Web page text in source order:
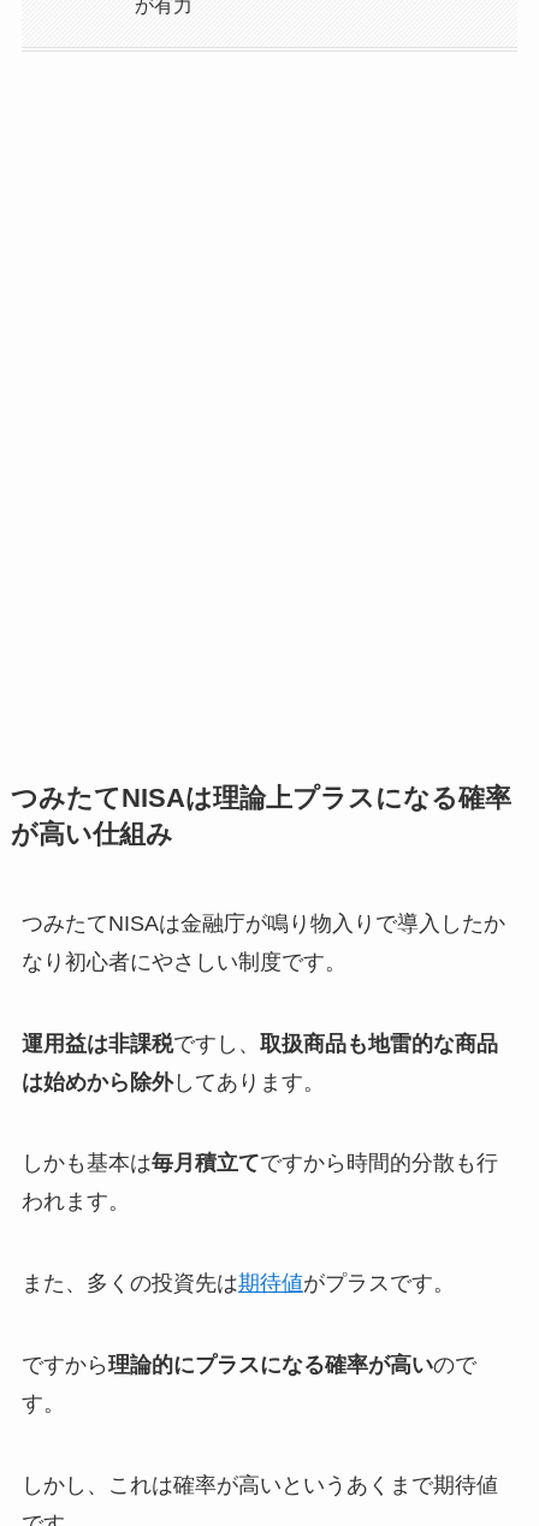
が有力
つみたてNISAは理論上プラスになる確率
が高い仕組み
つみたてNISAは金融庁が鳴り物入りで導入したか
なり初心者にやさしい制度です。
運用益は非課税ですし、 取扱商品も地雷的な商品
は始めから除外してあります。
しかも基本は毎月積立てですから時間的分散も行
われます。
また、多くの投資先は期待値がプラスです。
ですから理論的にプラスになる確率が高いので
す。
しかし、これは確率が高いというあくまで期待値